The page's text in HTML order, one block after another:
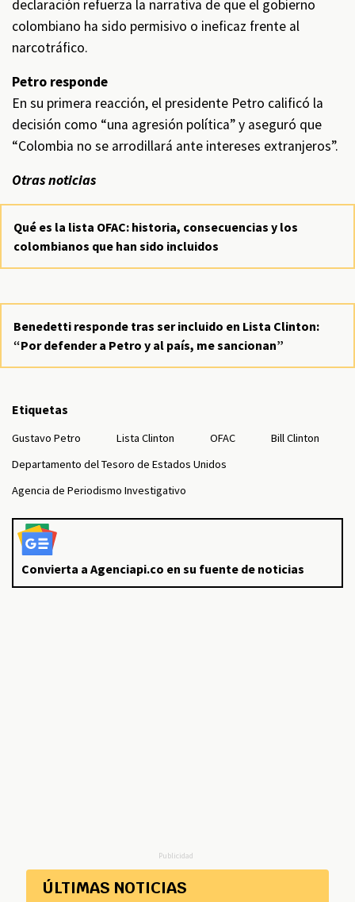
declaración refuerza la narrativa de que el gobierno
colombiano ha sido permisivo o ineficaz frente al
narcotráfico.
Petro responde
En su primera reacción, el presidente Petro calificó la
decisión como “una agresión política” y aseguró que
“Colombia no se arrodillará ante intereses extranjeros”.
Otras noticias
Qué es la lista OFAC: historia, consecuencias y los
colombianos que han sido incluidos
Benedetti responde tras ser incluido en Lista Clinton:
“Por defender a Petro y al país, me sancionan”
Etiquetas
Gustavo Petro Lista Clinton OFAC
Bill Clinton
Departamento del Tesoro de Estados Unidos
Agencia de Periodismo Investigativo
Convierta a Agenciapi.co en su fuente de noticias
Publicidad
ÚLTIMAS NOTICIAS